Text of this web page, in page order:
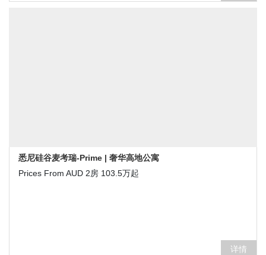
悉尼硅谷麦考瑞-Prime | 奢华高地公寓
Prices From AUD 2房 103.5万起
详情